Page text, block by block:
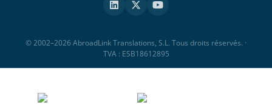
© 2002–2026 AbroadLink Translations, S.L. Tous droits réservés. ·
TVA : ESB18612895